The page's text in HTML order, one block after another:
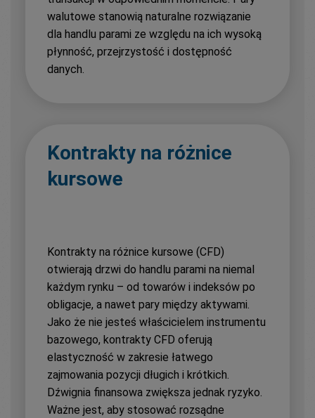
walutowe stanowią naturalne rozwiązanie
dla handlu parami ze względu na ich wysoką
płynność, przejrzystość i dostępność
danych.
Kontrakty na różnice
kursowe
Kontrakty na różnice kursowe (CFD)
otwierają drzwi do handlu parami na niemal
każdym rynku – od towarów i indeksów po
obligacje, a nawet pary między aktywami.
Jako że nie jesteś właścicielem instrumentu
bazowego, kontrakty CFD oferują
elastyczność w zakresie łatwego
zajmowania pozycji długich i krótkich.
Dźwignia finansowa zwiększa jednak ryzyko.
Ważne jest, aby stosować rozsądne